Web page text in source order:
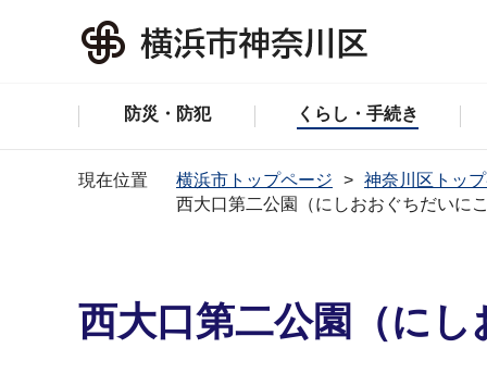
防災・防犯 くらし・手続き
現在位置 横浜市トップページ
神奈川区トッ
西大口第二公園（にしおおぐちだいに
西大口第二公園（に